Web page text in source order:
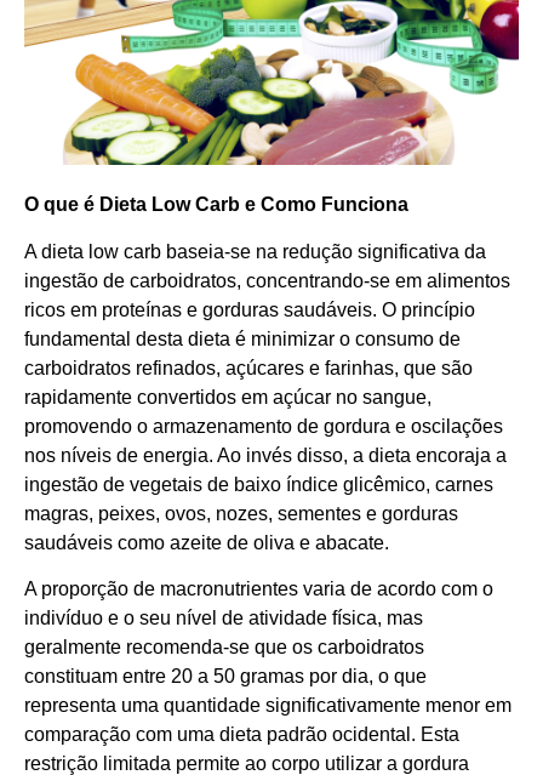
O que é Dieta Low Carb e Como Funciona
A dieta low carb baseia-se na redução significativa da
ingestão de carboidratos, concentrando-se em alimentos
ricos em proteínas e gorduras saudáveis. O princípio
fundamental desta dieta é minimizar o consumo de
carboidratos refinados, açúcares e farinhas, que são
rapidamente convertidos em açúcar no sangue,
promovendo o armazenamento de gordura e oscilações
nos níveis de energia. Ao invés disso, a dieta encoraja a
ingestão de vegetais de baixo índice glicêmico, carnes
magras, peixes, ovos, nozes, sementes e gorduras
saudáveis como azeite de oliva e abacate.
A proporção de macronutrientes varia de acordo com o
indivíduo e o seu nível de atividade física, mas
geralmente recomenda-se que os carboidratos
constituam entre 20 a 50 gramas por dia, o que
representa uma quantidade significativamente menor em
comparação com uma dieta padrão ocidental. Esta
restrição limitada permite ao corpo utilizar a gordura